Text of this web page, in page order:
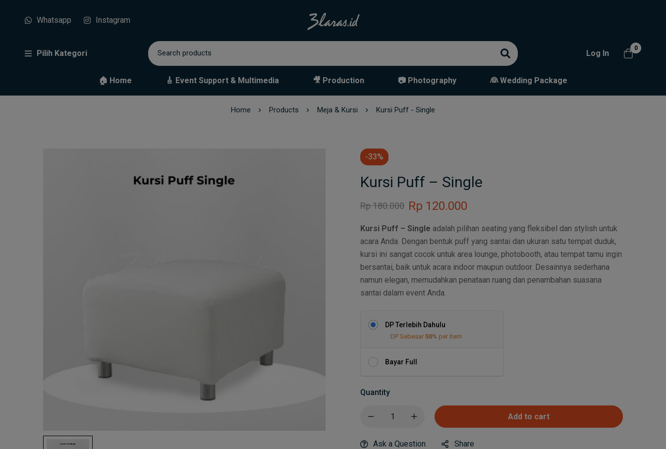
Pilih Kategori Log In
0
Whatsapp Instagram
🏠 Home 🎸 Event Support & Multimedia 🎥 Production 📷 Photography 👰 Wedding Package
Home Products Meja & Kursi Kursi Puff - Single
-33%
Kursi Puff – Single
Rp180.000 Rp 120.000
Kursi Puff – Single adalah pilihan seating yang fleksibel dan stylish untuk
acara Anda. Dengan bentuk puff yang santai dan ukuran satu tempat duduk,
kursi ini sangat cocok untuk area lounge, photobooth, atau tempat tamu ingin
bersantai, baik untuk acara indoor maupun outdoor. Desainnya sederhana
namun elegan, memudahkan penataan ruang dan penambahan suasana
santai dalam event Anda.
DP Terlebih Dahulu
DP Sebesar 50% per item
Bayar Full
Quantity
Add to cart
Ask a Question Share